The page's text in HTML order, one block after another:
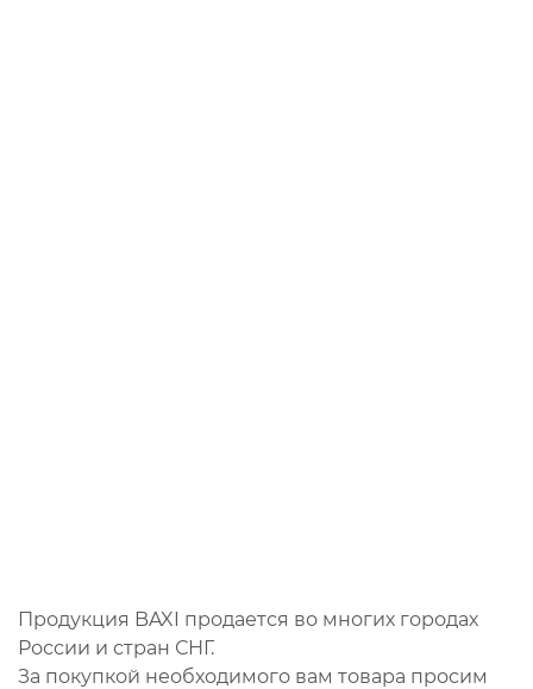
Продукция BAXI продается во многих городах
России и стран СНГ.
За покупкой необходимого вам товара просим